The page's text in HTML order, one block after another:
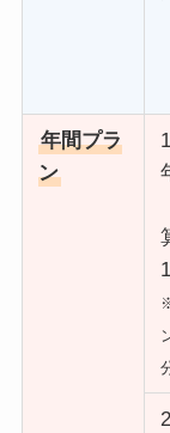
年間プラ
ン